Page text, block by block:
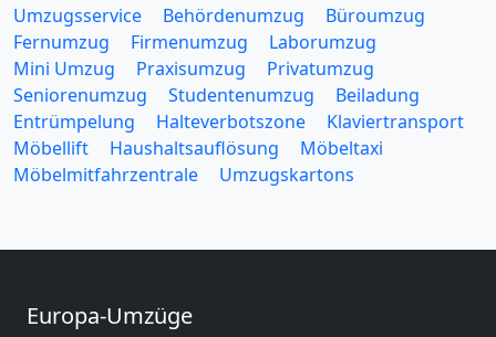
Umzugsservice Behördenumzug
Büroumzug
Fernumzug
Firmenumzug
Laborumzug
Mini Umzug
Praxisumzug
Privatumzug
Seniorenumzug
Studentenumzug
Beiladung
Entrümpelung
Halteverbotszone
Klaviertransport
Möbellift
Haushaltsauflösung
Möbeltaxi
Möbelmitfahrzentrale
Umzugskartons
Europa-Umzüge